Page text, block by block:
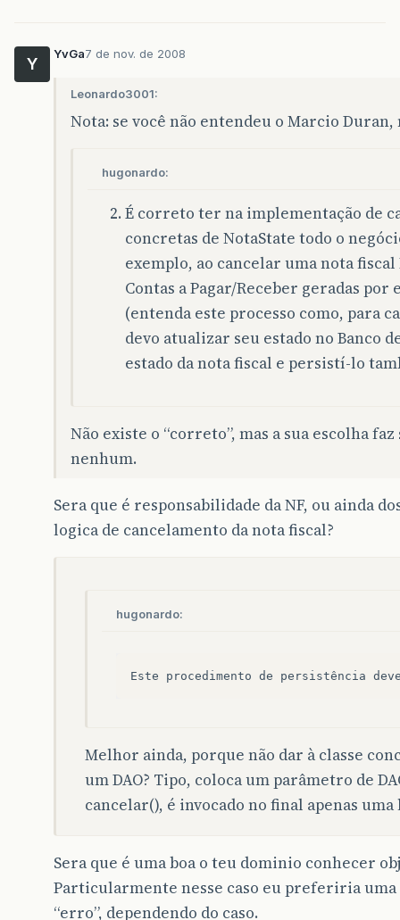
Y
YvGa7 de nov. de 2008
Leonardo3001:
Nota: se você não entendeu o Marcio
hugonardo:
É correto ter na implementação de
concretas de NotaState todo o
exemplo, ao cancelar uma nota
Contas a Pagar/Receber geradas por
(entenda este processo como, para
devo atualizar seu estado no Banco
estado da nota fiscal e persistí-lo
Não existe o “correto”, mas a sua escolha
nenhum.
Sera que é responsabilidade da NF, ou ainda
logica de cancelamento da nota fiscal?
hugonardo:
Melhor ainda, porque não dar à classe
um DAO? Tipo, coloca um parâmetro de
cancelar(), é invocado no final apenas uma
Sera que é uma boa o teu dominio conhecer
Particularmente nesse caso eu preferiria uma
“erro”, dependendo do caso.